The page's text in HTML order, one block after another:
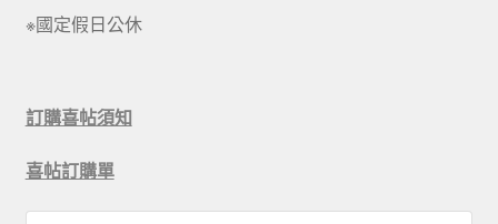
※國定假日公休
訂購喜帖須知
喜帖訂購單